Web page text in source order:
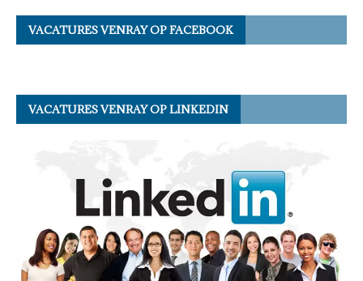
VACATURES VENRAY OP FACEBOOK
VACATURES VENRAY OP LINKEDIN